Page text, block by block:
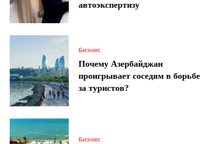
автоэкспертизу
Бизнес
Почему Азербайджан
проигрывает соседям в борьбе
за туристов?
Бизнес